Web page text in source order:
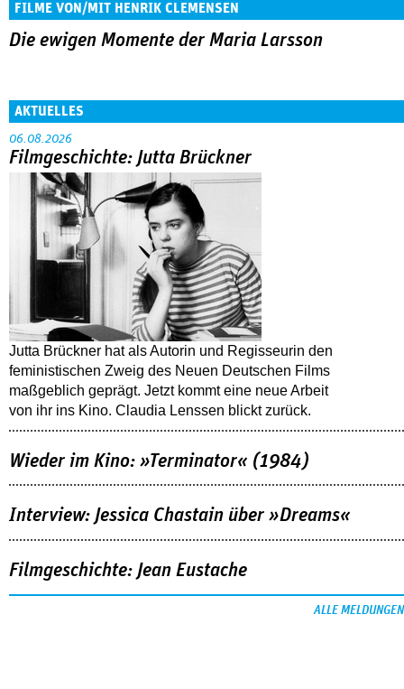
FILME VON/MIT HENRIK CLEMENSEN
Die ewigen Momente der Maria Larsson
AKTUELLES
06.08.2026
Filmgeschichte: Jutta Brückner
Jutta Brückner hat als Autorin und Regisseurin den
feministischen Zweig des Neuen Deutschen Films
maßgeblich geprägt. Jetzt kommt eine neue Arbeit
von ihr ins Kino. Claudia Lenssen blickt zurück.
Wieder im Kino: »Terminator« (1984)
Interview: Jessica Chastain über »Dreams«
Filmgeschichte: Jean Eustache
ALLE MELDUNGEN